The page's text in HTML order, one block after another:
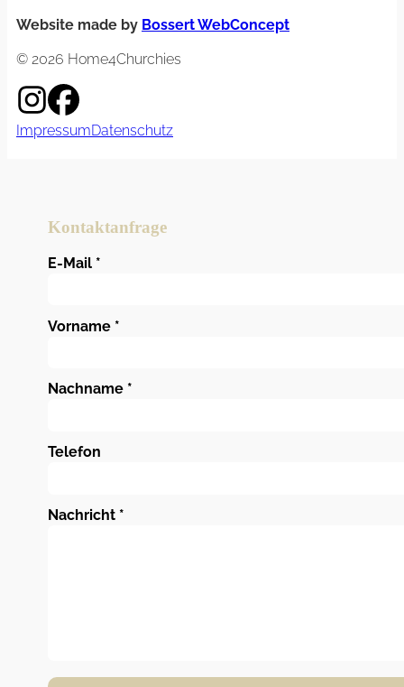
Website made by Bossert WebConcept
© 2026 Home4Churchies
ImpressumDatenschutz
Kontaktanfrage
E-Mail *
Vorname *
Nachname *
Telefon
Nachricht *